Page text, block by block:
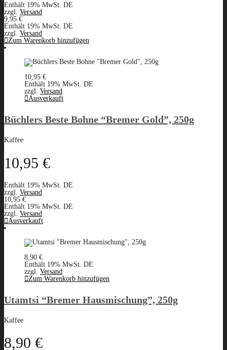
Enthält 19% MwSt. DE
zzgl. Versand
9,95 €
Enthält 19% MwSt. DE
zzgl. Versand
Zum Warenkorb hinzufügen
10,95 €
Enthält 19% MwSt. DE
zzgl. Versand
Ausverkauft
Büchlers Beste Bohne “Bremer Gold”, 250g
Kaffee
10,95 €
Enthält 19% MwSt. DE
zzgl. Versand
10,95 €
Enthält 19% MwSt. DE
zzgl. Versand
Ausverkauft
8,90 €
Enthält 19% MwSt. DE
zzgl. Versand
Zum Warenkorb hinzufügen
Utamtsi “Bremer Hausmischung”, 250g
Kaffee
8,90 €